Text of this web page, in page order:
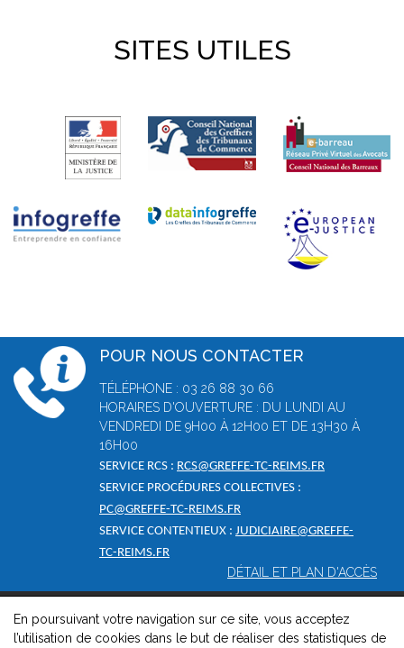
SITES UTILES
POUR NOUS CONTACTER
TÉLÉPHONE : 03 26 88 30 66
HORAIRES D'OUVERTURE : DU LUNDI AU
VENDREDI DE 9H00 À 12H00 ET DE 13H30 À
16H00
SERVICE RCS : RCS@GREFFE-TC-REIMS.FR
SERVICE PROCÉDURES COLLECTIVES :
PC@GREFFE-TC-REIMS.FR
SERVICE CONTENTIEUX : JUDICIAIRE@GREFFE-
TC-REIMS.FR
DÉTAIL ET PLAN D'ACCÈS
© 2026, Greffe du tribunal de commerce de Reims -Mentions
En poursuivant votre navigation sur ce site, vous acceptez
l’utilisation de cookies dans le but de réaliser des statistiques de